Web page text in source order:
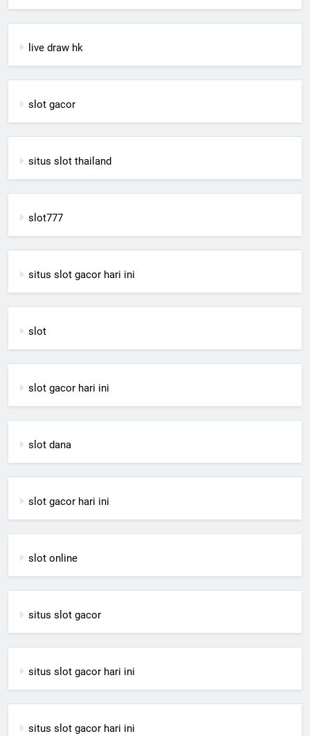
live draw hk
slot gacor
situs slot thailand
slot777
situs slot gacor hari ini
slot
slot gacor hari ini
slot dana
slot gacor hari ini
slot online
situs slot gacor
situs slot gacor hari ini
situs slot gacor hari ini